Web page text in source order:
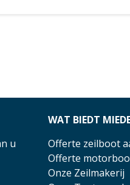
u
WAT BIEDT
Offerte zeilboot
Offerte
Onze Zeilmakerij